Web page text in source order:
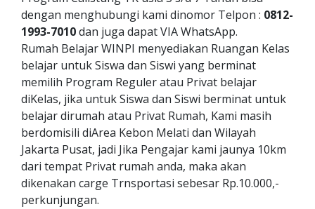
dengan menghubungi kami dinomor Telpon : 0812-
1993-7010dan juga dapat VIA WhatsApp.
Rumah Belajar WINPI menyediakan Ruangan Kelas
belajar untuk Siswa dan Siswi yang berminat
memilih Program Reguler atau Privat belajar
diKelas, jika untuk Siswa dan Siswi berminat untuk
belajar dirumah atau Privat Rumah, Kami masih
berdomisili diArea Kebon Melati dan Wilayah
Jakarta Pusat, jadi Jika Pengajar kami jaunya 10km
dari tempat Privat rumah anda, maka akan
dikenakan carge Trnsportasi sebesar Rp.10.000,-
perkunjungan.